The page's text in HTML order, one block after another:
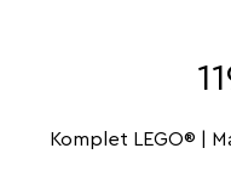
Komplet LEGO® |